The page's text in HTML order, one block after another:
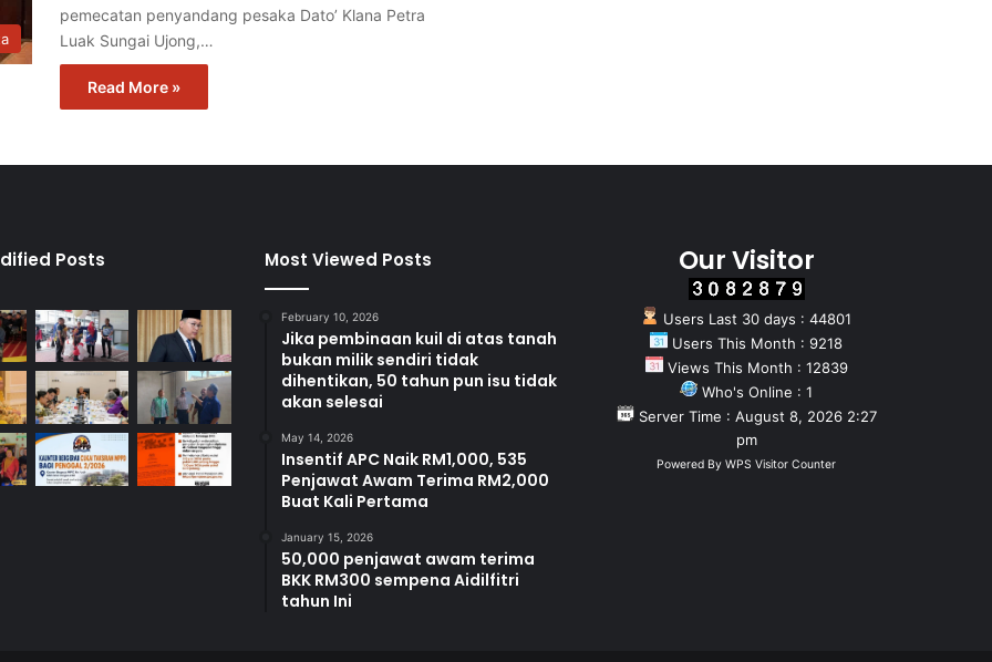
pemecatan penyandang pesaka Dato’ Klana Petra
Luak Sungai Ujong,…
Read More »
Posts Most Viewed Posts
February 10, 2026
Jika pembinaan kuil di atas tanah
bukan milik sendiri tidak
dihentikan, 50 tahun pun isu tidak
akan selesai
May 14, 2026
Insentif APC Naik RM1,000, 535
Penjawat Awam Terima RM2,000
Buat Kali Pertama
January 15, 2026
50,000 penjawat awam terima
BKK RM300 sempena Aidilfitri
tahun Ini
Our Visitor
Users Last 30 days : 44801
Users This Month : 9218
Views This Month : 12839
Who's Online : 1
Server Time : August 8, 2026 2:27
pm
Powered By WPS Visitor Counter